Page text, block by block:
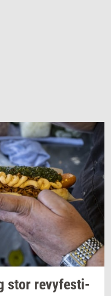
stor revy­festi­